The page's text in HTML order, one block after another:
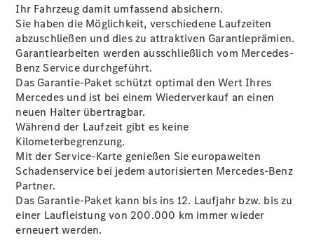
Service &
Zubehör
Übersicht
Reifen &
Ihr Fahrzeug damit umfassendabsichern.
Sie haben die Möglichkeit, verschiedene Laufzeiten
abzuschließen und dies zu attraktiven Garantieprämien.
Garantiearbeiten werden ausschließlich vom Mercedes-
Benz Service durchgeführt.
Das Garantie-Paket schützt optimal den Wert Ihres
Mercedes und ist bei einem Wiederverkauf an einen
neuen Halter übertragbar.
Während der Laufzeit gibt es keine
Kilometerbegrenzung.
Mit der Service-Karte genießen Sie europaweiten
Schadenservice bei jedem autorisierten Mercedes-Benz
Partner.
Das Garantie-Paket kann bis ins 12. Laufjahr bzw. bis zu
einer Laufleistung von 200.000 km immer wieder
erneuert werden.